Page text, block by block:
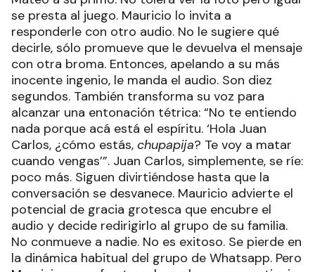
se presta al juego. Mauricio lo invita a
responderle con otro audio. No le sugiere qué
decirle, sólo promueve que le devuelva el mensaje
con otra broma. Entonces, apelando a su más
inocente ingenio, le manda el audio. Son diez
segundos. También transforma su voz para
alcanzar una entonación tétrica: “No te entiendo
nada porque acá está el espíritu. ‘Hola Juan
Carlos, ¿cómo estás, chupapija? Te voy a matar
cuando vengas’”. Juan Carlos, simplemente, se ríe:
poco más. Siguen divirtiéndose hasta que la
conversación se desvanece. Mauricio advierte el
potencial de gracia grotesca que encubre el
audio y decide redirigirlo al grupo de su familia.
No conmueve a nadie. No es exitoso. Se pierde en
la dinámica habitual del grupo de Whatsapp. Pero